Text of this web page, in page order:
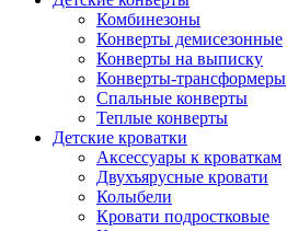
Комбинезоны
Конверты демисезонные
Конверты на выписку
Конверты-трансформеры
Спальные конверты
Теплые конверты
Детские кроватки
Аксессуары к кроваткам
Двухъярусные кровати
Колыбели
Кровати подростковые